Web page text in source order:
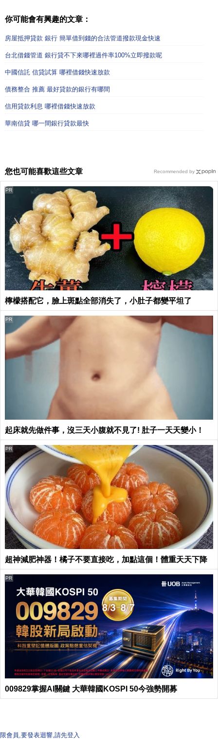
你可能會有興趣的文章：
房屋抵押貸款 銀行 簡單借到錢的合法管道撥款現金快速
台北借錢管道 銀行貸不下來哪裡過件率100%立即撥款呢
中國信託 信貸試算 哪裡借錢快速放款
債務整合 推薦 最好貸款的銀行有哪間
信用貸款利息 哪裡借錢快速放款
華南信貸 哪一間銀行貸款最快
您也可能喜歡這些文章
檸檬搭配它，臉上斑點全部消失了，小肚子都變平坦了
PR
起床就先做件事，沒三天小腹就不見了! 肚子一天天變小！
PR
超神減肥神器！橘子不要直接吃，加點這個！體重天天下降
PR
009829掌握AI關鍵 大華韓國KOSPI 50今強勢開募
PR
Recommended by
限會員,要發表迴響,請先登入